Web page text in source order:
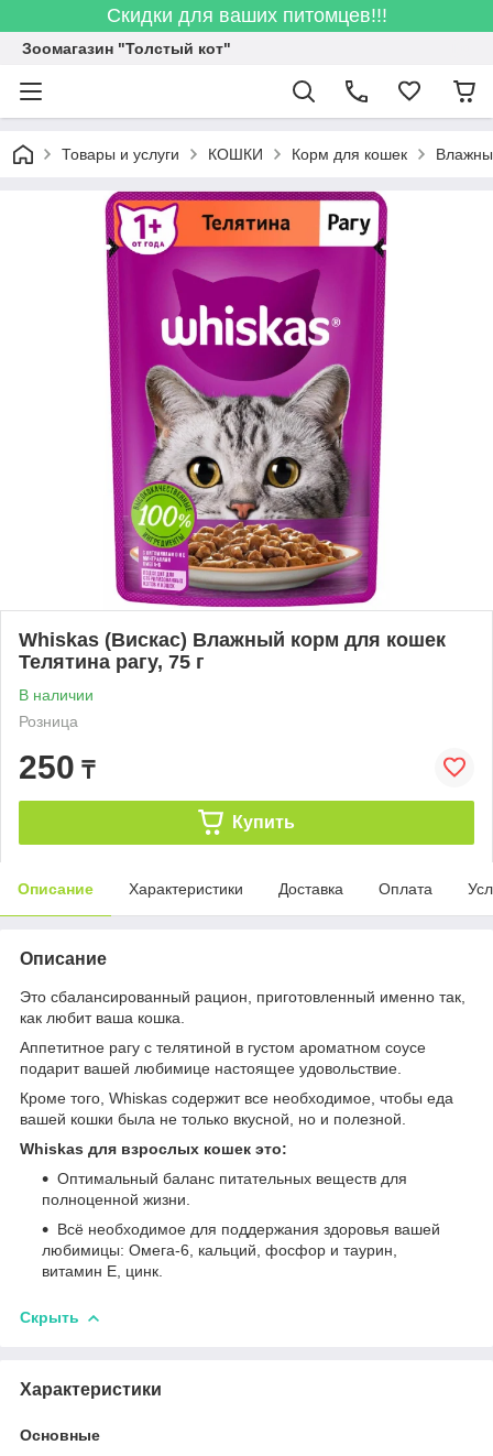
Скидки для ваших питомцев!!!
Зоомагазин "Толстый кот"
Товары и услуги КОШКИ Корм для кошек
Whiskas (Вискас) Влажный корм для кошек
Телятина рагу, 75 г
В наличии
Розница
250 ₸
Купить
Описание Характеристики Доставка Оплата
Описание
Это сбалансированный рацион, приготовленный именно так,
как любит ваша кошка.
Аппетитное рагу с телятиной в густом ароматном соусе
подарит вашей любимице настоящее удовольствие.
Кроме того, Whiskas содержит все необходимое, чтобы еда
вашей кошки была не только вкусной, но и полезной.
Whiskas для взрослых кошек это:
Оптимальный баланс питательных веществ для
полноценной жизни.
Всё необходимое для поддержания здоровья вашей
любимицы: Омега-6, кальций, фосфор и таурин,
витамин Е, цинк.
Скрыть
Характеристики
Основные